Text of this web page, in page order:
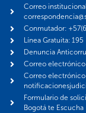
Correo
Conmutador:
Línea Gratuita: 195
Denuncia
Correo
Correo
Formulario de
Bogotá te Escucha